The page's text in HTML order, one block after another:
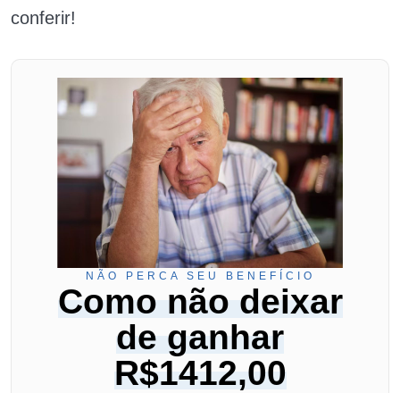
conferir!
NÃO PERCA SEU BENEFÍCIO
Como não deixar
de ganhar
R$1412,00